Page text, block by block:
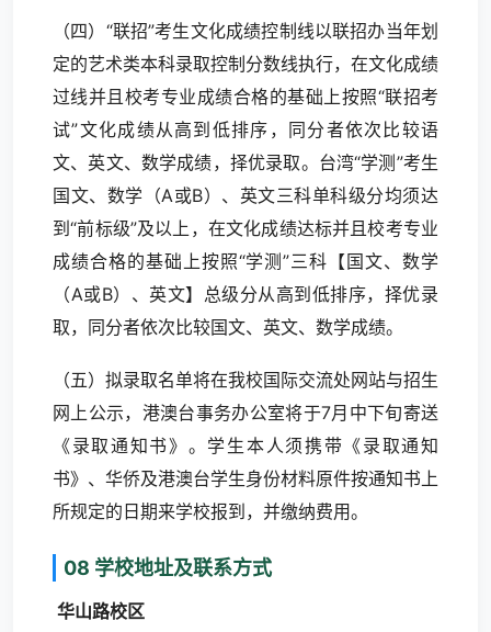
（四）“联招”考生文化成绩控制线以联招办当年划
定的艺术类本科录取控制分数线执行，在文化成绩
过线并且校考专业成绩合格的基础上按照“联招考
试”文化成绩从高到低排序，同分者依次比较语
文、英文、数学成绩，择优录取。台湾“学测”考生
国文、数学（A或B）、英文三科单科级分均须达
到“前标级”及以上，在文化成绩达标并且校考专业
成绩合格的基础上按照“学测”三科【国文、数学
（A或B）、英文】总级分从高到低排序，择优录
取，同分者依次比较国文、英文、数学成绩。
（五）拟录取名单将在我校国际交流处网站与招生
网上公示，港澳台事务办公室将于7月中下旬寄送
《录取通知书》。学生本人须携带《录取通知
书》、华侨及港澳台学生身份材料原件按通知书上
所规定的日期来学校报到，并缴纳费用。
08 学校地址及联系方式
华山路校区